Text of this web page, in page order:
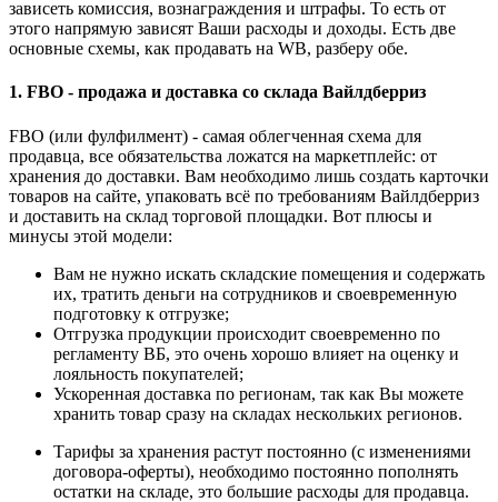
зависеть комиссия, вознаграждения и штрафы. То есть от
этого напрямую зависят Ваши расходы и доходы. Есть две
основные схемы, как продавать на WB, разберу обе.
1. FBO - продажа и доставка со склада Вайлдберриз
FBO (или фулфилмент) - самая облегченная схема для
продавца, все обязательства ложатся на маркетплейс: от
хранения до доставки. Вам необходимо лишь создать карточки
товаров на сайте, упаковать всё по требованиям Вайлдберриз
и доставить на склад торговой площадки. Вот плюсы и
минусы этой модели:
Вам не нужно искать складские помещения и содержать
их, тратить деньги на сотрудников и своевременную
подготовку к отгрузке;
Отгрузка продукции происходит своевременно по
регламенту ВБ, это очень хорошо влияет на оценку и
лояльность покупателей;
Ускоренная доставка по регионам, так как Вы можете
хранить товар сразу на складах нескольких регионов.
Тарифы за хранения растут постоянно (с изменениями
договора-оферты), необходимо постоянно пополнять
остатки на складе, это большие расходы для продавца.